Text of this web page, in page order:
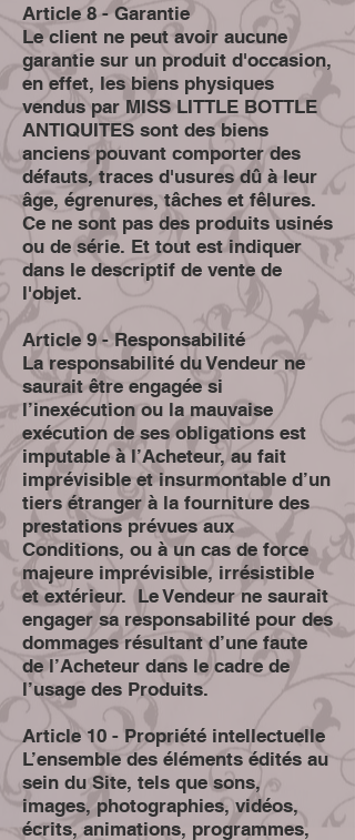
Article 8 - Garantie
Le client ne peut avoir aucune
garantie sur un produit d'occasion,
en effet, les biens physiques
vendus par MISS LITTLE BOTTLE
ANTIQUITES sont des biens
anciens pouvant comporter des
défauts, traces d'usures dû à leur
âge, égrenures, tâches et fêlures.
Ce ne sont pas des produits usinés
ou de série. Et tout est indiquer
dans le descriptif de vente de
l'objet.
Article 9 - Responsabilité
La responsabilité du Vendeur ne
saurait être engagée si
l’inexécution ou la mauvaise
exécution de ses obligations est
imputable à l’Acheteur, au fait
imprévisible et insurmontable d’un
tiers étranger à la fourniture des
prestations prévues aux
Conditions, ou à un cas de force
majeure imprévisible, irrésistible
et extérieur. Le Vendeur ne saurait
engager sa responsabilité pour des
dommages résultant d’une faute
de l’Acheteur dans le cadre de
l’usage des Produits.
Article 10 - Propriété intellectuelle
L’ensemble des éléments édités au
sein du Site, tels que sons,
images, photographies, vidéos,
écrits, animations, programmes,